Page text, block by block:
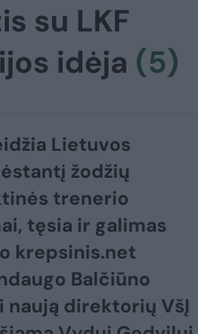
su LKF
idėja (5)
Lietuvos
žodžių
trenerio
tęsia ir galimas
krepsinis.net
Balčiūno
naują direktorių VšĮ